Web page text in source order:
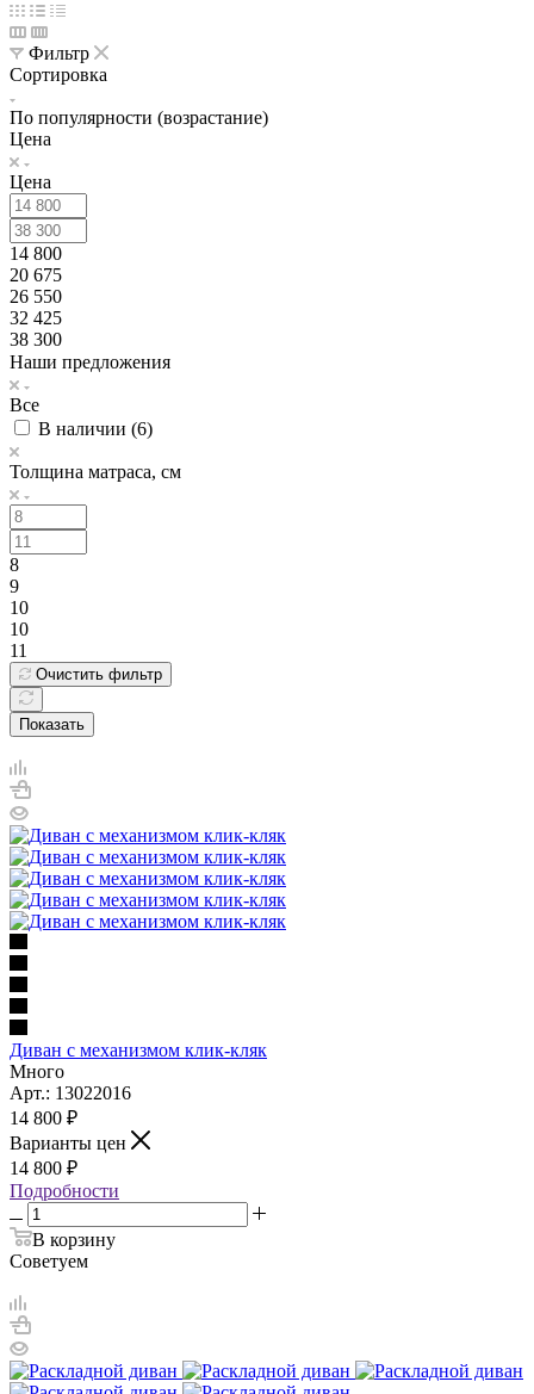
Фильтр
Сортировка
По популярности (возрастание)
Цена
Цена
14 800
20 675
26 550
32 425
38 300
Наши предложения
Все
В наличии (6)
Толщина матраса, см
8
9
10
10
11
Очистить фильтр
Показать
Диван с механизмом клик-кляк
Много
Арт.: 13022016
14 800 ₽
Варианты цен
14 800 ₽
Подробности
В корзину
Советуем